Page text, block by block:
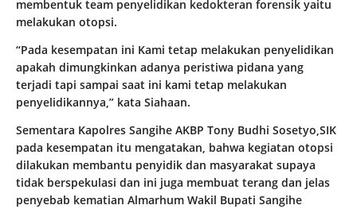
membentuk team penyelidikan kedokteran forensik yaitu
melakukan otopsi.
“Pada kesempatan ini Kami tetap melakukan penyelidikan
apakah dimungkinkan adanya peristiwa pidana yang
terjadi tapi sampai saat ini kami tetap melakukan
penyelidikannya,” kata Siahaan.
Sementara Kapolres Sangihe AKBP Tony Budhi Sosetyo,SIK
pada kesempatan itu mengatakan, bahwa kegiatan otopsi
dilakukan membantu penyidik dan masyarakat supaya
tidak berspekulasi dan ini juga membuat terang dan jelas
penyebab kematian Almarhum Wakil Bupati Sangihe